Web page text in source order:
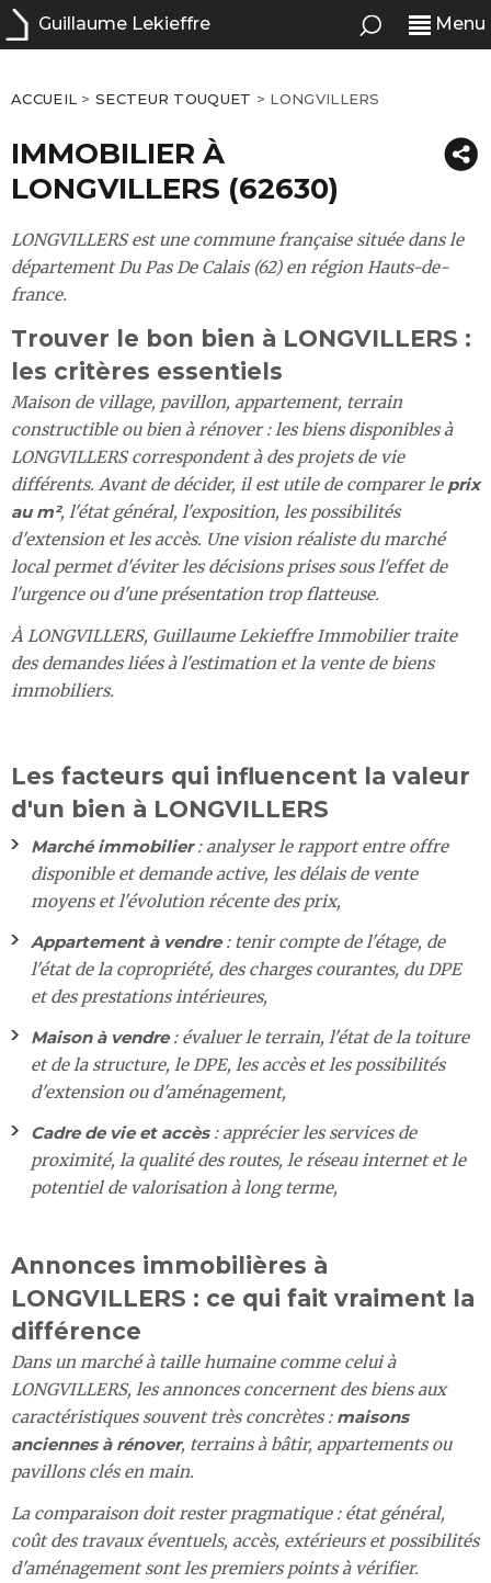
Guillaume Lekieffre Menu
ACCUEIL >SECTEUR TOUQUET > LONGVILLERS
IMMOBILIER À
LONGVILLERS (62630)
LONGVILLERS est une commune française située dans le
département Du Pas De Calais (62) en région Hauts-de-
france.
Trouver le bon bien à LONGVILLERS :
les critères essentiels
Maison de village, pavillon, appartement, terrain
constructible ou bien à rénover : les biens disponibles à
LONGVILLERS correspondent à des projets de vie
différents. Avant de décider, il est utile de comparer le prix
au m², l'état général, l'exposition, les possibilités
d'extension et les accès. Une vision réaliste du marché
local permet d'éviter les décisions prises sous l'effet de
l'urgence ou d'une présentation trop flatteuse.
À LONGVILLERS, Guillaume Lekieffre Immobilier traite
des demandes liées à l'estimation et la vente de biens
immobiliers.
Les facteurs qui influencent la valeur
d'un bien à LONGVILLERS
Marché immobilier: analyser le rapport entre offre
disponible et demande active, les délais de vente
moyens et l'évolution récente des prix,
Appartement à vendre: tenir compte de l'étage, de
l'état de la copropriété, des charges courantes, du DPE
et des prestations intérieures,
Maison à vendre: évaluer le terrain, l'état de la toiture
et de la structure, le DPE, les accès et les possibilités
d'extension ou d'aménagement,
Cadre de vie et accès: apprécier les services de
proximité, la qualité des routes, le réseau internet et le
potentiel de valorisation à long terme,
Annonces immobilières à
LONGVILLERS : ce qui fait vraiment la
différence
Dans un marché à taille humaine comme celui à
LONGVILLERS, les annonces concernent des biens aux
caractéristiques souvent très concrètes : maisons
anciennes à rénover, terrains à bâtir, appartements ou
pavillons clés en main.
La comparaison doit rester pragmatique : état général,
coût des travaux éventuels, accès, extérieurs et possibilités
d'aménagement sont les premiers points à vérifier.